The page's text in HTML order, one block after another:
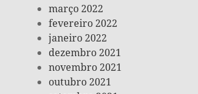
março 2022
fevereiro 2022
janeiro 2022
dezembro 2021
novembro 2021
outubro 2021